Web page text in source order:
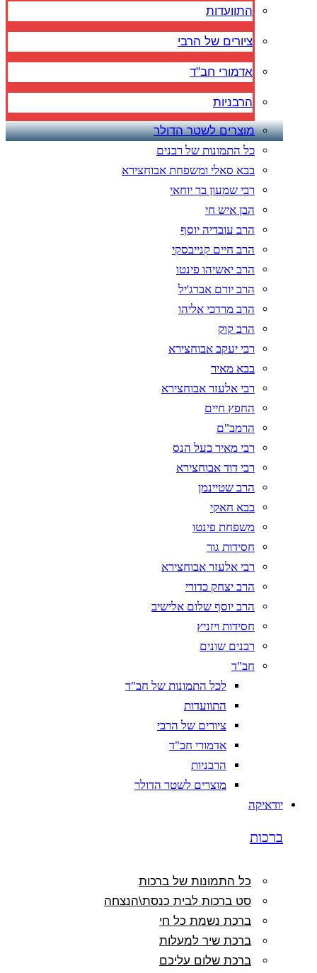
התוועדות
ציורים של הרבי
אדמורי חב"ד
הרבניות
מוצרים לשטר הדולר
כל התמונות של רבנים
בבא סאלי ומשפחת אבוחצירא
רבי שמעון בר יוחאי
הבן איש חי
הרב עובדיה יוסף
הרב חיים קנייבסקי
הרב יאשיהו פינטו
הרב יורם אברג'יל
הרב מרדכי אליהו
הרב קוק
רבי יעקב אבוחצירא
בבא מאיר
רבי אלעזר אבוחצירא
החפץ חיים
הרמב"ם
רבי מאיר בעל הנס
רבי דוד אבוחצירא
הרב שטיינמן
בבא חאקי
משפחת פינטו
חסידות גור
רבי אלעזר אבוחצירא
הרב יצחק כדורי
הרב יוסף שלום אלישיב
חסידות ויזניץ
רבנים שונים
חב"ד
לכל התמונות של חב"ד
התוועדות
ציורים של הרבי
אדמורי חב"ד
הרבניות
מוצרים לשטר הדולר
יודאיקה
ברכות
כל התמונות של ברכות
סט ברכות לבית כנסת\הנצחה
ברכת נשמת כל חי
ברכת שיר למעלות
ברכת שלום עליכם